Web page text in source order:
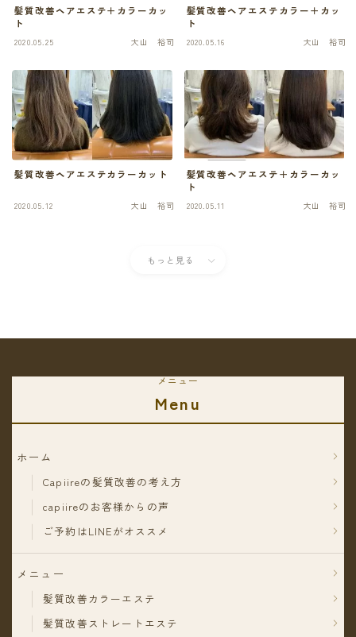
髪質改善ヘアエステ＋カラーカッ
ト
2020.05.25 大山 裕司
髪質改善ヘアエステカラー＋カッ
ト
2020.05.16 大山 裕司
髪質改善ヘアエステカラーカット
2020.05.12 大山 裕司
髪質改善ヘアエステ＋カラーカッ
ト
2020.05.11 大山 裕司
もっと見る
メニュー
Menu
ホーム
Capiireの髪質改善の考え方
capiireのお客様からの声
ご予約はLINEがオススメ
メニュー
髪質改善カラーエステ
髪質改善ストレートエステ